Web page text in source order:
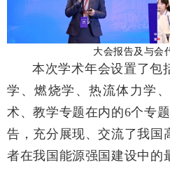
大会报告及与会
本次学术年会设置了包
学、燃烧学、热流体力学
术、教学专题在内的6个专
告，充分展现、交流了我国
者在我国能源强国建设中的